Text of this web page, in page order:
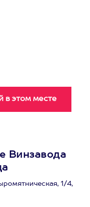
Винзавода
1/4,